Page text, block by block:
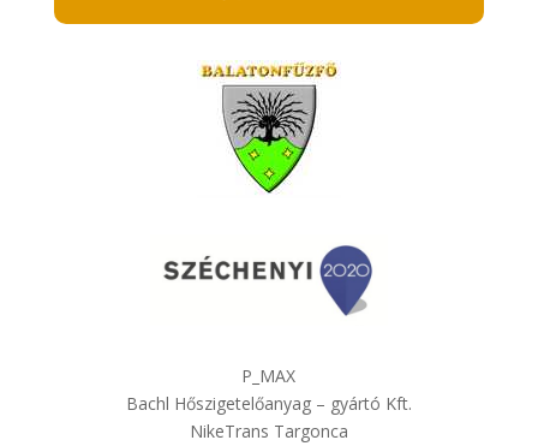
P_MAX
Bachl Hőszigetelőanyag – gyártó Kft.
NikeTrans Targonca